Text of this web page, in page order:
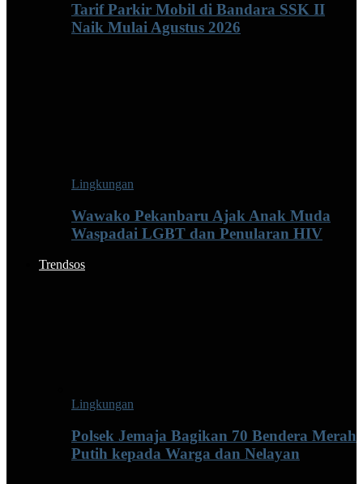
Tarif Parkir Mobil di Bandara SSK II
Naik Mulai Agustus 2026
Lingkungan
Wawako Pekanbaru Ajak Anak Muda
Waspadai LGBT dan Penularan HIV
Trendsos
Lingkungan
Polsek Jemaja Bagikan 70 Bendera Merah
Putih kepada Warga dan Nelayan